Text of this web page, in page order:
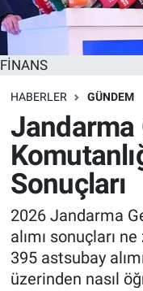
FİNANS
HABERLER GÜNDEM
Jandarma
Sonuçları
2026 Jandarma
alımı sonuçları
395 astsubay
üzerinden nasıl